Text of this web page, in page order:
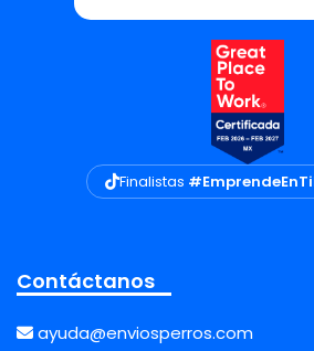
Finalistas
Contáctanos
ayuda@enviosperros.com